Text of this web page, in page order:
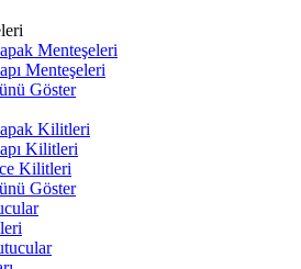
Menteşeleri
Menteşeleri
Göster
Kilitleri
Kilitleri
Kilitleri
Göster